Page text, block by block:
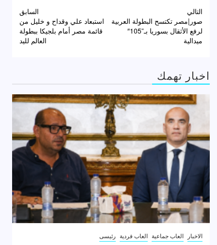
تصفّح
المقالات
السابق
استبعاد علي وقداح و خليل من
قائمة مصر أمام بلجيكا ببطولة
العالم لليد
التالي
صور|مصر تكتسح البطولة العربية
لرفع الأثقال بسوريا بـ”105″
ميدالية
اخبار تهمك
الاخبار العاب جماعية العاب فردية رئيسى